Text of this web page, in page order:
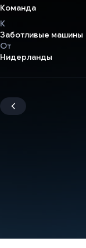
Команда
К
Заботливые машины
От
Нидерланды